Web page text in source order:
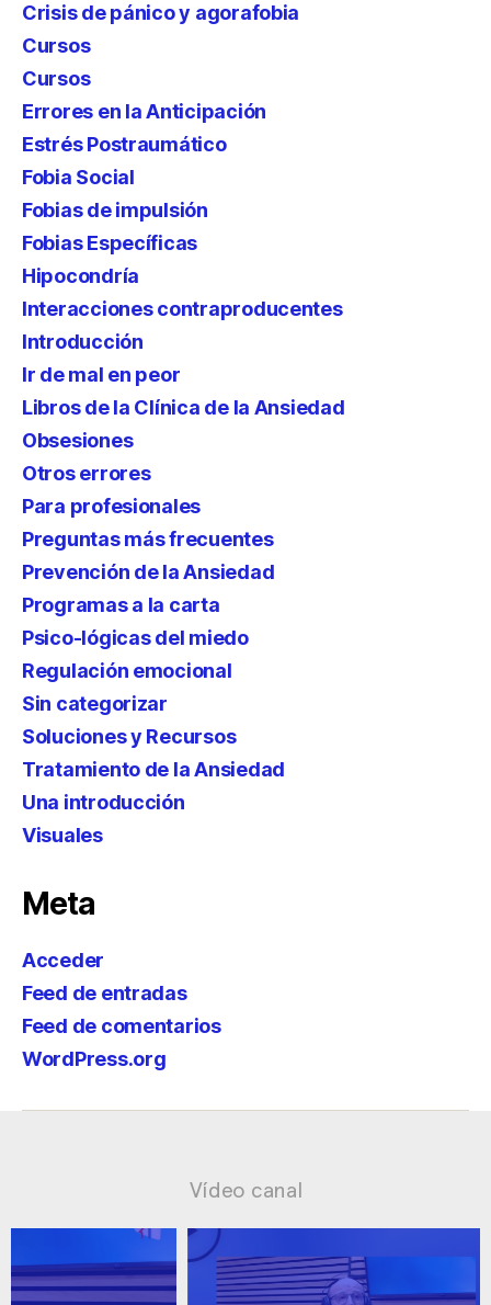
Crisis de pánico y agorafobia
Cursos
Cursos
Errores en la Anticipación
Estrés Postraumático
Fobia Social
Fobias de impulsión
Fobias Específicas
Hipocondría
Interacciones contraproducentes
Introducción
Ir de mal en peor
Libros de la Clínica de la Ansiedad
Obsesiones
Otros errores
Para profesionales
Preguntas más frecuentes
Prevención de la Ansiedad
Programas a la carta
Psico-lógicas del miedo
Regulación emocional
Sin categorizar
Soluciones y Recursos
Tratamiento de la Ansiedad
Una introducción
Visuales
Meta
Acceder
Feed de entradas
Feed de comentarios
WordPress.org
Vídeo canal